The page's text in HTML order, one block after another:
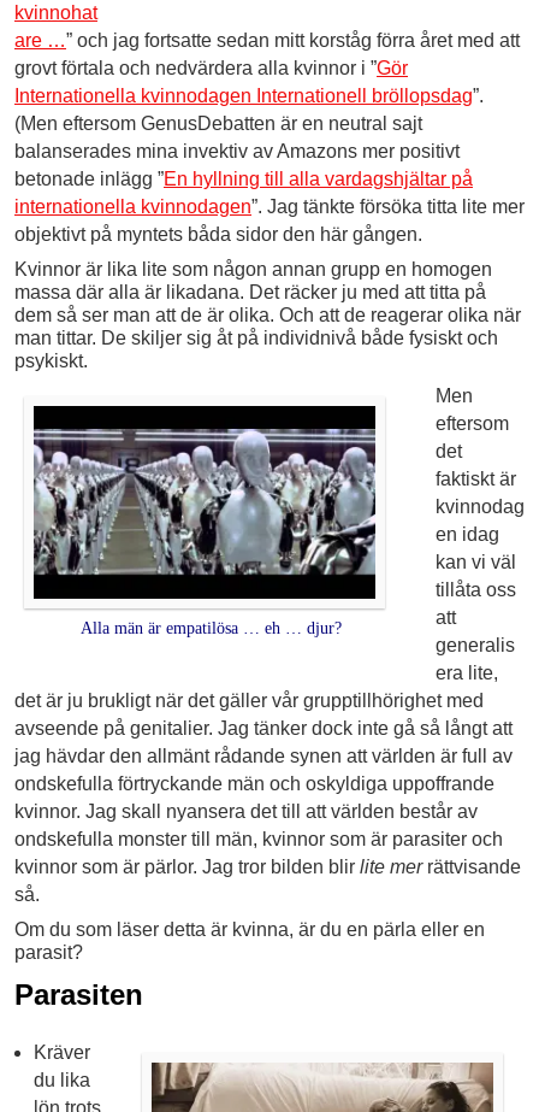
kvinnohat
are …” och jag fortsatte sedan mitt korståg förra året med att
grovt förtala och nedvärdera alla kvinnor i ”Gör
Internationella kvinnodagen Internationell bröllopsdag”.
(Men eftersom GenusDebatten är en neutral sajt
balanserades mina invektiv av Amazons mer positivt
betonade inlägg ”En hyllning till alla vardagshjältar på
internationella kvinnodagen”. Jag tänkte försöka titta lite mer
objektivt på myntets båda sidor den här gången.
Kvinnor är lika lite som någon annan grupp en homogen
massa där alla är likadana. Det räcker ju med att titta på
dem så ser man att de är olika. Och att de reagerar olika när
man tittar. De skiljer sig åt på individnivå både fysiskt och
psykiskt.
Alla män är empatilösa … eh … djur?
Men
eftersom
det
faktiskt är
kvinnodag
en idag
kan vi väl
tillåta oss
att
generalis
era lite,
det är ju brukligt när det gäller vår grupptillhörighet med
avseende på genitalier. Jag tänker dock inte gå så långt att
jag hävdar den allmänt rådande synen att världen är full av
ondskefulla förtryckande män och oskyldiga uppoffrande
kvinnor. Jag skall nyansera det till att världen består av
ondskefulla monster till män, kvinnor som är parasiter och
kvinnor som är pärlor. Jag tror bilden blir lite merrättvisande
så.
Om du som läser detta är kvinna, är du en pärla eller en
parasit?
Parasiten
Kräver
du lika
lön trots